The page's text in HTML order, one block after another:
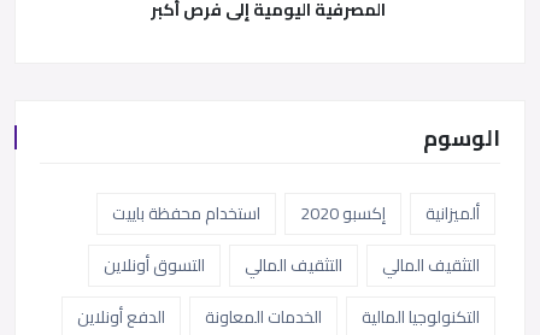
المصرفية اليومية إلى فرص أكبر
الوسوم
ألميزانية إكسبو 2020
استخدام محفظة باييت
التثقيف المالي
التثقيف المالي
التسوق أونلاين
التكنولوجيا المالية
الخدمات المعاونة
الدفع أونلاين